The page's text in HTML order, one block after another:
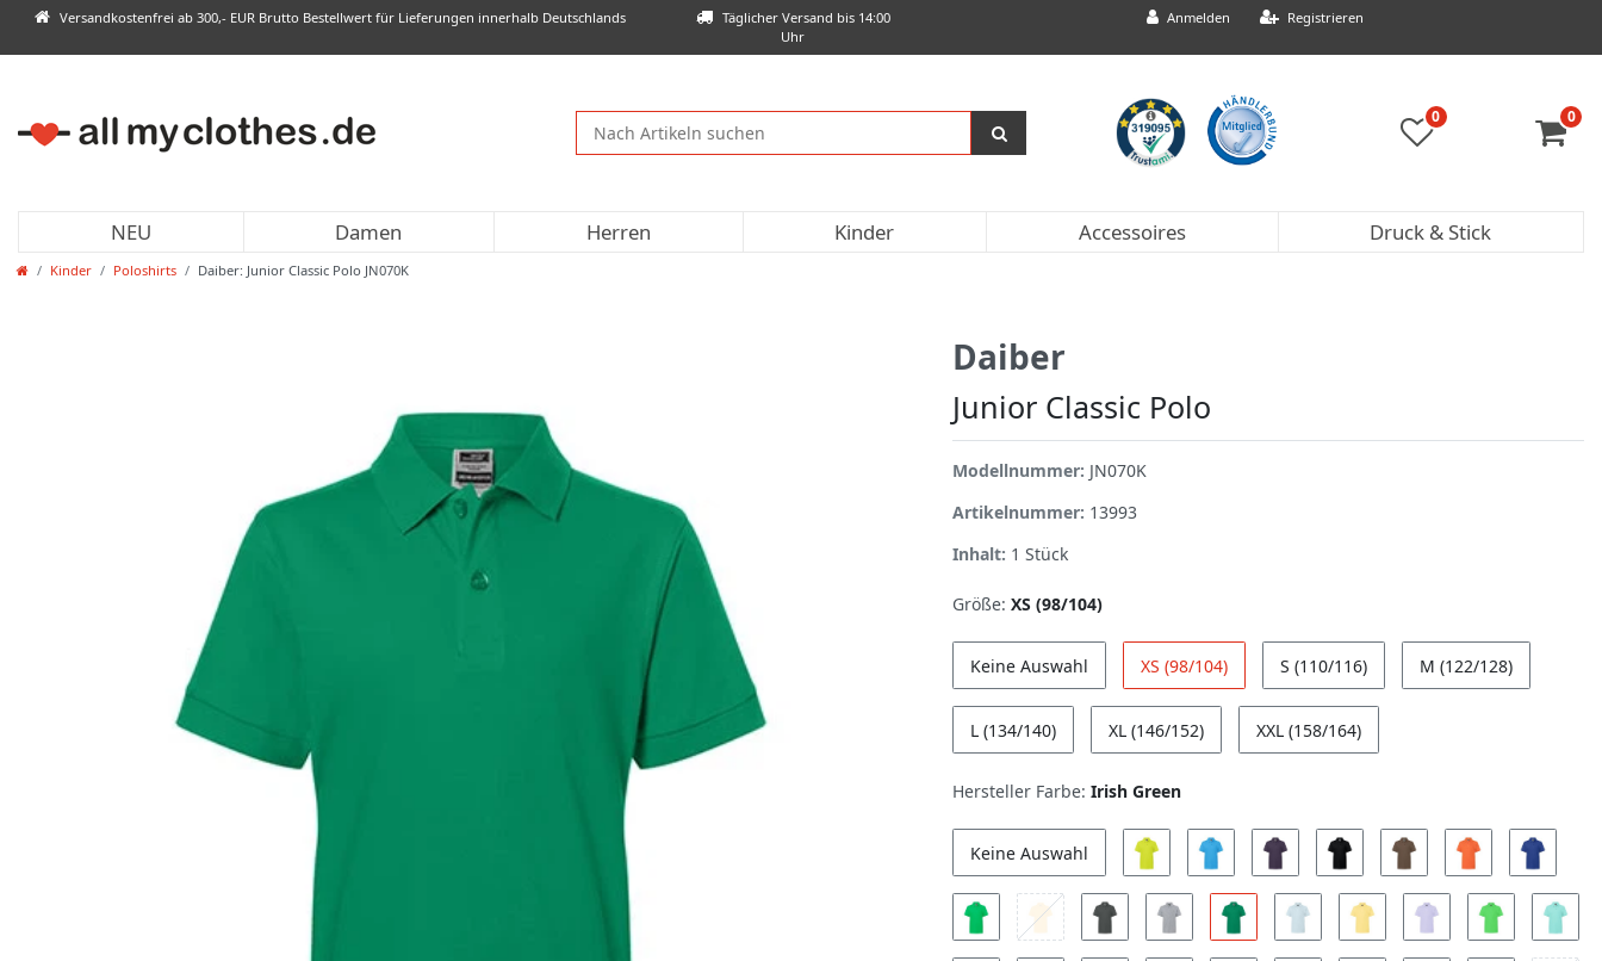
Anmelden Registrieren
Täglicher Versand bis 14:00
Uhr
Versandkostenfrei ab 300,- EUR Brutto Bestellwert für Lieferungen innerhalb Deutschlands
0 0
NEU Damen Herren Kinder Accessoires Druck & Stick
Kinder Poloshirts Daiber: Junior Classic Polo JN070K
Daiber
Junior Classic Polo
Modellnummer: JN070K
Artikelnummer: 13993
Inhalt: 1 Stück
Größe: XS (98/104)
Keine Auswahl XS (98/104) S (110/116) M (122/128)
L (134/140) XL (146/152) XXL (158/164)
Hersteller Farbe: Irish Green
Keine Auswahl